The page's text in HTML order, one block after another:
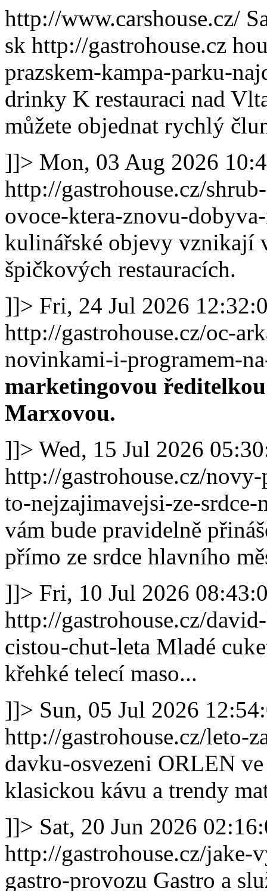
http://www.carshouse.cz/
sk http://gastrohouse.cz
prazskem-kampa-parku-
drinky K restauraci nad
můžete objednat rychlý
]]> Mon, 03 Aug 2026
http://gastrohouse.cz/
ovoce-ktera-znovu-
kulinářské objevy vznikají
špičkových restauracích.
]]> Fri, 24 Jul 2026
http://gastrohouse.cz/oc-
novinkami-i-programem-
marketingovou
Marxovou.
]]> Wed, 15 Jul 2026
http://gastrohouse.cz/
to-nejzajimavejsi-ze-
vám bude pravidelně
přímo ze srdce hlavního
]]> Fri, 10 Jul 2026
http://gastrohouse.cz/
cistou-chut-leta Mladé
křehké telecí maso...
]]> Sun, 05 Jul 2026
http://gastrohouse.cz/leto-
davku-osvezeni ORLEN
klasickou kávu a trendy
]]> Sat, 20 Jun 2026
http://gastrohouse.cz/
gastro-provozu Gastro a